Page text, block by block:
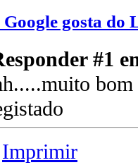
Google gosta do
#1
bom
Imprimir